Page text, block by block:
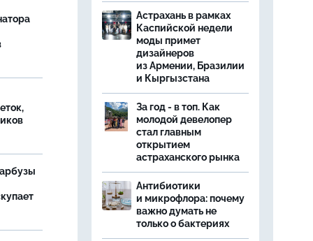
Астрахань в рамках
Каспийской недели
моды примет
дизайнеров
из Армении, Бразилии
и Кыргызстана
За год - в топ. Как
молодой девелопер
стал главным
открытием
астраханского рынка
Антибиотики
и микрофлора: почему
важно думать не
только о бактериях